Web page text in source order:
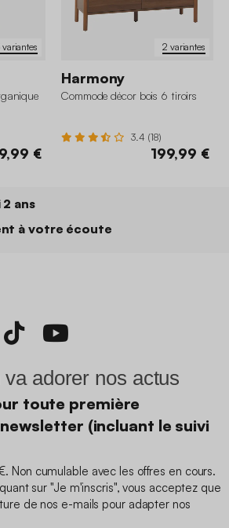
variantes
€
2 variantes
Harmony
Commode décor bois 6 tiroirs
3.4 (18)
199,99 €
ans
à votre écoute
adorer nos actus
toute première
(incluant le suivi
Non cumulable avec les offres en cours.
sur "Je m'inscris", vous acceptez que
de nos e-mails pour adapter nos